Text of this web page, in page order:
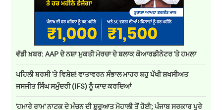
ਵੱਡੀ ਖ਼ਬਰ: AAP ਦੇ ਨਸ਼ਾ ਮੁਕਤੀ ਮੋਰਚਾ ਦੇ ਬਲਾਕ ਕੋਆਰਡੀਨੇਟਰ 'ਤੇ ਹਮਲਾ
ਪਹਿਲੀ ਬਰਸੀ 'ਤੇ ਵਿਸ਼ੇਸ਼! ਵਾਤਾਵਰਨ ਸੰਭਾਲ ਮਾਹਰ ਬਹੁ ਪੱਖੀ ਸ਼ਖਸੀਅਤ
ਜਸਜੀਤ ਸਿੰਘ ਸਮੁੰਦਰੀ (IFS) ਨੂੰ ਯਾਦ ਕਰਦਿਆਂ